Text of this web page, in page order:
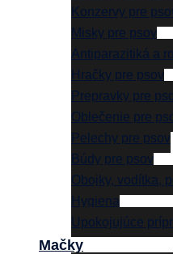
Konzervy pre
Misky pre psov
Antiparazitiká a
Hračky pre psov
Prepravky pre
Oblečenie pre
Pelechy pre psov
Búdy pre psov
Obojky, vodítka,
Hygiena
Upokojujúce
Mačky